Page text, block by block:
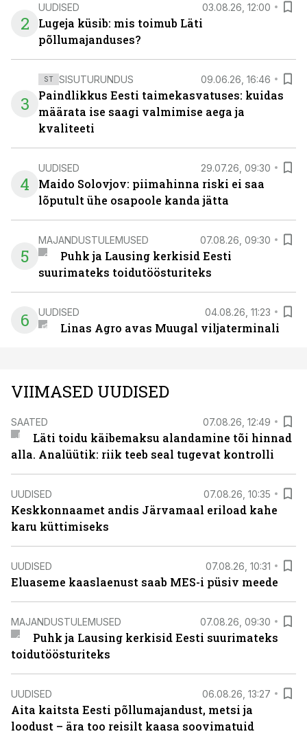
2
UUDISED 03.08.26, 12:00
Lugeja küsib: mis toimub Läti
põllumajanduses?
3
ST SISUTURUNDUS 09.06.26, 16:46
Paindlikkus Eesti taimekasvatuses: kuidas
määrata ise saagi valmimise aega ja
kvaliteeti
4
UUDISED 29.07.26, 09:30
Maido Solovjov: piimahinna riski ei saa
lõputult ühe osapoole kanda jätta
5
MAJANDUSTULEMUSED 07.08.26, 09:30
Puhk ja Lausing kerkisid Eesti
suurimateks toidutöösturiteks
6 UUDISED 04.08.26, 11:23
Linas Agro avas Muugal viljaterminali
VIIMASED UUDISED
SAATED 07.08.26, 12:49
Läti toidu käibemaksu alandamine tõi hinnad
alla. Analüütik: riik teeb seal tugevat kontrolli
UUDISED 07.08.26, 10:35
Keskkonnaamet andis Järvamaal eriload kahe
karu küttimiseks
UUDISED 07.08.26, 10:31
Eluaseme kaaslaenust saab MES-i püsiv meede
MAJANDUSTULEMUSED 07.08.26, 09:30
Puhk ja Lausing kerkisid Eesti suurimateks
toidutöösturiteks
UUDISED 06.08.26, 13:27
Aita kaitsta Eesti põllumajandust, metsi ja
loodust – ära too reisilt kaasa soovimatuid